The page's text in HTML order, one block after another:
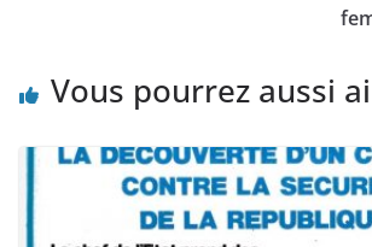
Vous pourrez aussi